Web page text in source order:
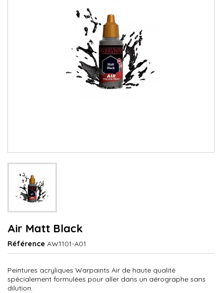
Air Matt Black
Référence AW1101-A01
Peintures acryliques Warpaints Air de haute qualité
spécialement formulées pour aller dans un aérographe sans
dilution.